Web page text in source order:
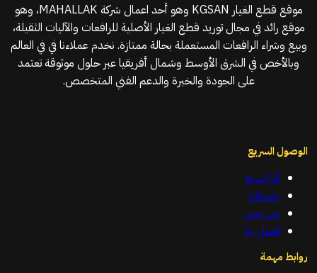
موقع قطع الغيار KGSAN وهو أحد اعمال شركة MAHALLAK، وهو
موقع رائد في مجال توريد قطع الغيار الأصلية للرافعات والآليات الثقيلة،
وبيع وشراء الرافعات المستعملة بحالة ممتازة. نخدم عملاءنا في في العالم
وبالأخص في الشرق الأوسط وشمال أفريقيا عبر حلول موثوقة تعتمد
على الجودة والخبرة والدعم الفني المتخصص.
الوصول السريع
الرئيسية
خدماتنا
من نحن
اتصل بنا
روابط مهمة